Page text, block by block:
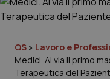
Governo e
QS » Lavoro e
Medici. Al via il primo
Terapeutica del